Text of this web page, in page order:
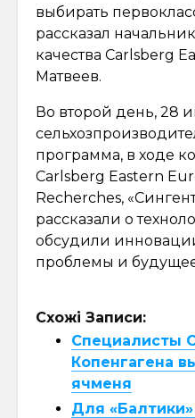
выбирать
рассказал
качества Carlsberg
Матвеев.
Во второй день, 28
программа, в ходе
Carlsberg Eastern
Recherches,
рассказали о
обсудили
проблемы и
Схожі Записи:
Специалисты
Копенгагена
ячменя
Для